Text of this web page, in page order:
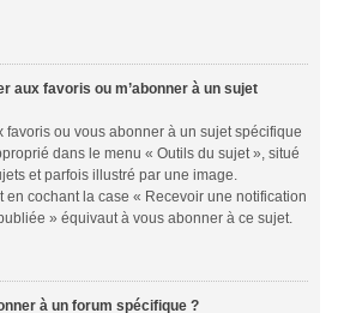
aux favoris ou m’abonner à un sujet
favoris ou vous abonner à un sujet spécifique
dans le menu « Outils du sujet », situé
et parfois illustré par une image.
en cochant la case « Recevoir une notification
» équivaut à vous abonner à ce sujet.
à un forum spécifique ?